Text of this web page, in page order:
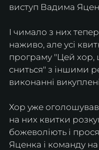
виступ Вадима
І чимало з них
наживо, але усі
програму "Цей хор,
сниться" з іншими
виконанні
Хор уже оголошував
на них квитки
божеволіють і
Яценка і команду на